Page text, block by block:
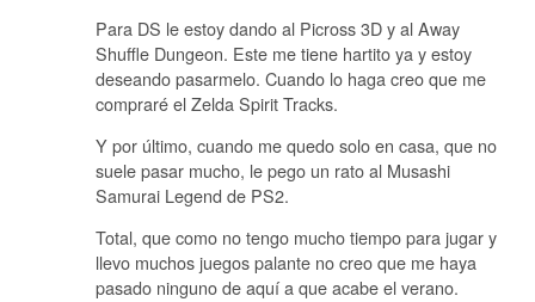
Para DS le estoy dando al Picross 3D y al Away
Shuffle Dungeon. Este me tiene hartito ya y estoy
deseando pasarmelo. Cuando lo haga creo que me
compraré el Zelda Spirit Tracks.
Y por último, cuando me quedo solo en casa, que no
suele pasar mucho, le pego un rato al Musashi
Samurai Legend de PS2.
Total, que como no tengo mucho tiempo para jugar y
llevo muchos juegos palante no creo que me haya
pasado ninguno de aquí a que acabe el verano.